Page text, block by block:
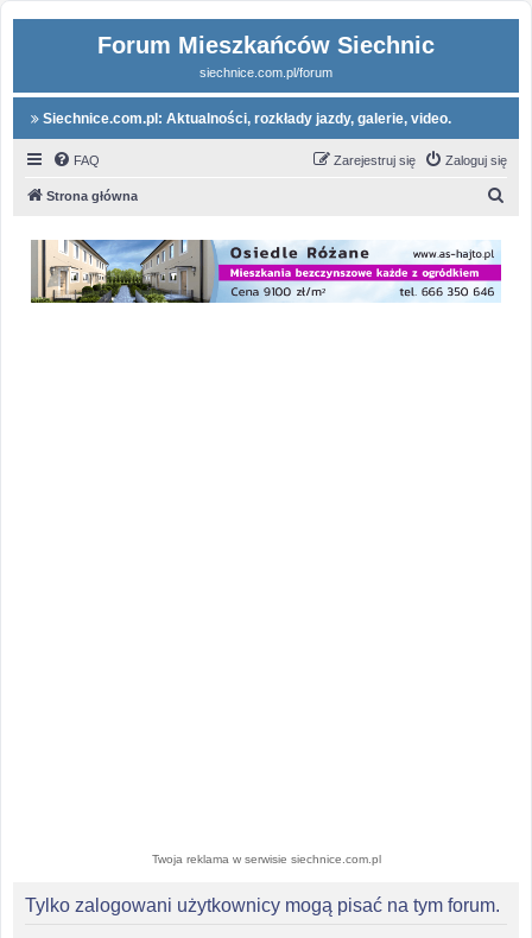
Forum Mieszkańców Siechnic
siechnice.com.pl/forum
Siechnice.com.pl: Aktualności, rozkłady jazdy, galerie, video.
FAQ Zaloguj się
Zarejestruj się
Strona główna
Twoja reklama w serwisie siechnice.com.pl
Tylko zalogowani użytkownicy mogą pisać na tym forum.